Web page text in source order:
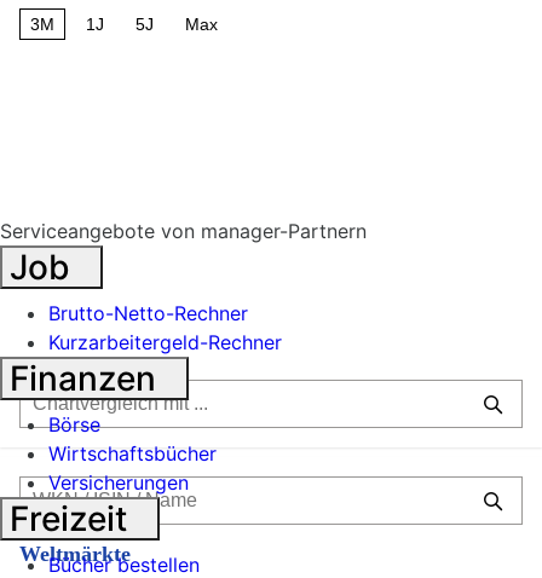
3M 1J 5J Max
Weltmärkte
Serviceangebote von manager-Partnern
Job
Brutto-Netto-Rechner
Kurzarbeitergeld-Rechner
Finanzen
Börse
Wirtschaftsbücher
Versicherungen
Freizeit
Bücher bestellen